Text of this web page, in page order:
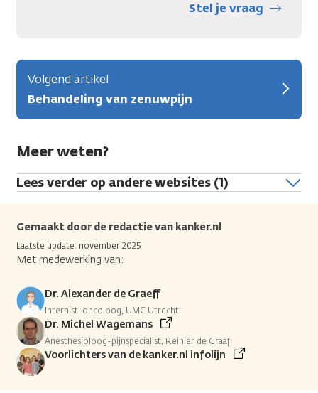
Stel je vraag
Volgend artikel
Behandeling van zenuwpijn
Meer weten?
Lees verder op andere websites (1)
Gemaakt door de redactie van kanker.nl
Laatste update: november 2025
Met medewerking van:
Dr. Alexander de Graeff
Internist-oncoloog, UMC Utrecht
Dr. Michel Wagemans
Anesthesioloog-pijnspecialist, Reinier de Graaf
Voorlichters van de kanker.nl infolijn